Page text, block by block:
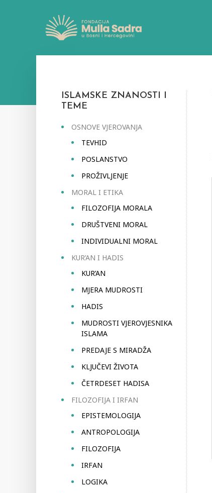
ISLAMSKE ZNANOSTI I
TEME
OSNOVE VJEROVANJA
TEVHID
POSLANSTVO
PROŽIVLJENJE
MORAL I ETIKA
FILOZOFIJA MORALA
DRUŠTVENI MORAL
INDIVIDUALNI MORAL
KUR’AN I HADIS
KUR’AN
MJERA MUDROSTI
HADIS
MUDROSTI VJEROVJESNIKA
ISLAMA
PREDAJE S MIRADŽA
KLJUČEVI ŽIVOTA
ČETRDESET HADISA
FILOZOFIJA I IRFAN
EPISTEMOLOGIJA
ANTROPOLOGIJA
FILOZOFIJA
IRFAN
LOGIKA